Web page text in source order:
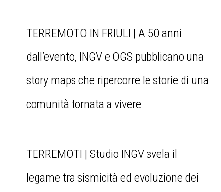
TERREMOTO IN FRIULI | A 50 anni
dall’evento, INGV e OGS pubblicano una
story maps che ripercorre le storie di una
comunità tornata a vivere
TERREMOTI | Studio INGV svela il
legame tra sismicità ed evoluzione dei